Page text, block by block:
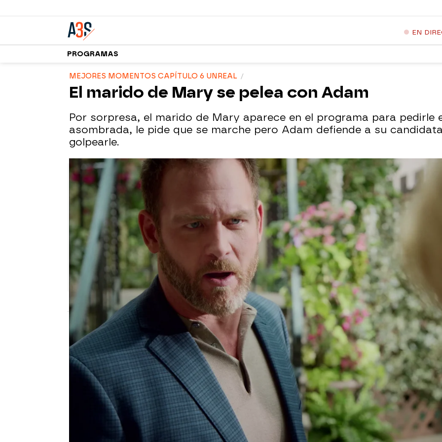
EN
PROGRAMAS
MEJORES MOMENTOS CAPÍTULO 6 UNREAL
El marido de Mary se pelea con Adam
Por sorpresa, el marido de Mary aparece en el programa para pedirle
asombrada, le pide que se marche pero Adam defiende a su
golpearle.
atreseries
Madrid
Publicado: 22 de marzo de 2016, 13:33
WhatsappFacebook
X